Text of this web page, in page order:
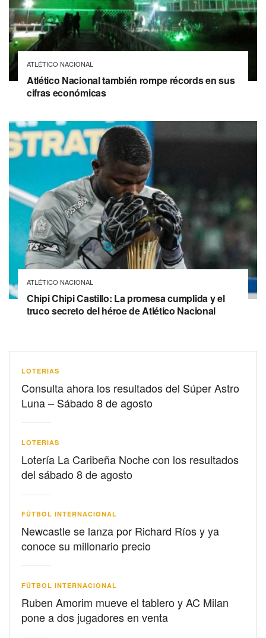
ATLÉTICO NACIONAL
Atlético Nacional también rompe récords en sus
cifras económicas
ATLÉTICO NACIONAL
Chipi Chipi Castillo: La promesa cumplida y el
truco secreto del héroe de Atlético Nacional
LOTERIAS
Consulta ahora los resultados del Súper Astro
Luna – Sábado 8 de agosto
LOTERIAS
Lotería La Caribeña Noche con los resultados
del sábado 8 de agosto
FÚTBOL INTERNACIONAL
Newcastle se lanza por Richard Ríos y ya
conoce su millonario precio
FÚTBOL INTERNACIONAL
Ruben Amorim mueve el tablero y AC Milan
pone a dos jugadores en venta